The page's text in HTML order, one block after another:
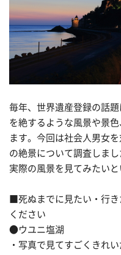
毎年、世界遺産登録の話
を絶するような風景や景
ます。今回は社会人男女
の絶景について調査しま
実際の風景を見てみたい
■死ぬまでに見たい・行
ください
●ウユニ塩湖
・写真で見てすごくきれ